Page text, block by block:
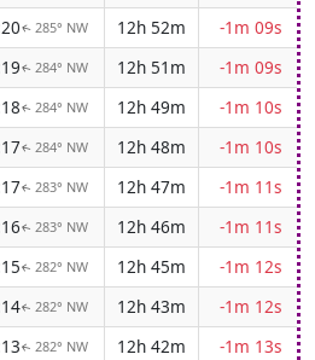
↑ 285° NW 12h 52m
-1m 09s
↑ 284° NW 12h 51m
-1m 09s
↑ 284° NW 12h 49m
-1m 10s
↑ 284° NW 12h 48m
-1m 10s
↑ 283° NW 12h 47m
-1m 11s
↑ 283° NW 12h 46m
-1m 11s
↑ 282° NW 12h 45m
-1m 12s
↑ 282° NW 12h 43m
-1m 12s
↑ 282° NW 12h 42m
-1m 13s